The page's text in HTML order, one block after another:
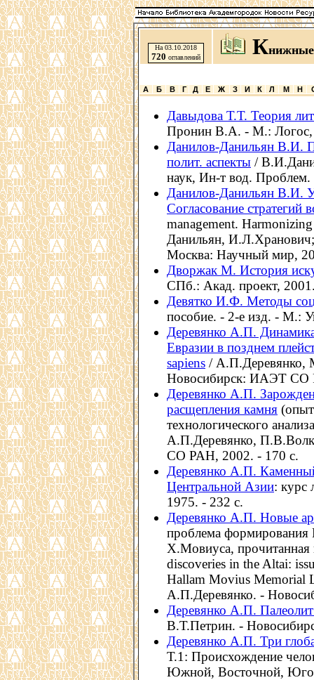
На 03.10.2018
720 оглавлений Книжные
А Б В Г Д Е Ж З И К Л М Н
Давыдова Т.Т. Теория
Пронин В.А. - М.: Логос,
Данилов-Данильян В.И.
полит. аспекты /
наук, Ин-т вод.
Данилов-Данильян В.И.
Согласование стратегий
management.
Данильян,
Москва: Научный мир,
Дворжак М. История
СПб.: Акад. проект,
Девятко И.Ф. Методы
пособие. - 2-е изд. - М.:
Деревянко А.П.
Евразии в позднем
sapiens /
Новосибирск: ИАЭТ СО
Деревянко А.П.
расщепления камня
технологического
А.П.Деревянко,
СО РАН, 2002. - 170 с.
Деревянко А.П.
Центральной Азии: курс
1975. - 232 c.
Деревянко А.П. Новые
проблема формирования
X.Мовиуса, прочитанная
discoveries in the Altai:
Hallam Movius Memorial
А.П.Деревянко. -
Деревянко А.П.
В.Т.Петрин. -
Деревянко А.П. Три
Т.1: Происхождение
Южной, Восточной,